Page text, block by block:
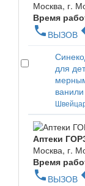
Москва, г.
Время
phone ВЫЗОВ
для
Аптеки
Москва, г.
Время
phone ВЫЗОВ